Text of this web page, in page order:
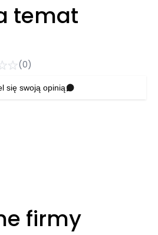
temat
(0)
się swoją opinią
firmy